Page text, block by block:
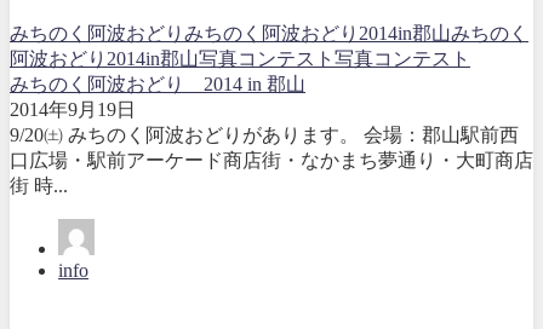
みちのく阿波おどり みちのく阿波おどり2014in郡山みちのく
阿波おどり2014in郡山写真コンテスト 写真コンテスト
みちのく阿波おどり 2014 in 郡山
2014年9月19日
9/20㈯ みちのく阿波おどりがあります。 会場：郡山駅前西
口広場・駅前アーケード商店街・なかまち夢通り・大町商店
街 時...
info